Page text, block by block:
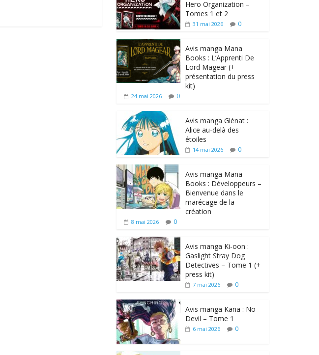
Hero Organization –
Tomes 1 et 2
31 mai 2026 0
Avis manga Mana
Books : L’Apprenti De
Lord Magear (+
présentation du press
kit)
24 mai 2026 0
Avis manga Glénat :
Alice au-delà des
étoiles
14 mai 2026 0
Avis manga Mana
Books : Développeurs –
Bienvenue dans le
marécage de la
création
8 mai 2026 0
Avis manga Ki-oon :
Gaslight Stray Dog
Detectives – Tome 1 (+
press kit)
7 mai 2026 0
Avis manga Kana : No
Devil – Tome 1
6 mai 2026 0